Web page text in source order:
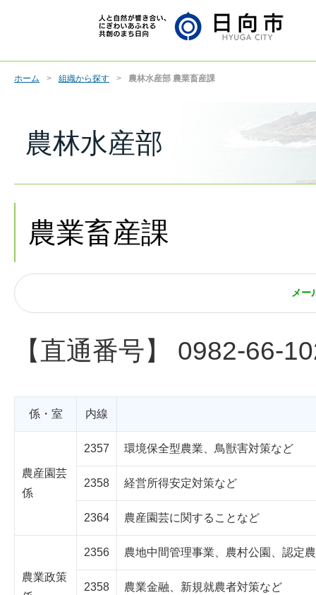
ホーム 組織から探す 農林水産部 農業畜産課
農林水産部
農業畜産課
メー
【直通番号】 0982-66-
係・室 内線
農産園芸
係
2357 環境保全型農業、鳥獣害対策など
2358 経営所得安定対策など
2364 農産園芸に関することなど
農業政策
2356 農地中間管理事業、農村公園、認定
2358 農業金融、新規就農者対策など